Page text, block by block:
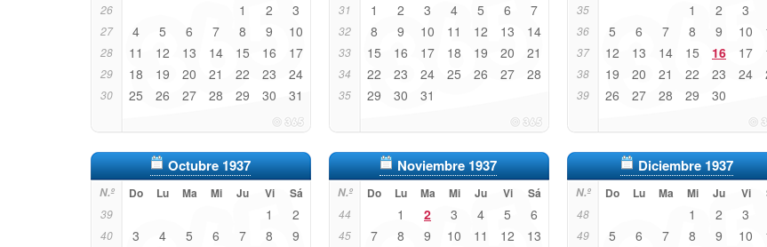
26 1 2 3
27 4 5 6 7 8 9 10
28 11 12 13 14 15 16 17
29 18 19 20 21 22 23 24
30 25 26 27 28 29 30 31
31 1 2 3 4 5 6 7
32 8 9 10 11 12 13 14
33 15 16 17 18 19 20 21
34 22 23 24 25 26 27 28
35 29 30 31
35 1 2 3
36 5 6 7 8 9 10
37 12 13 14 15 16 17
38 19 20 21 22 23 24
39 26 27 28 29 30
Octubre 1937
N.º Do Lu Ma Mi Ju Vi Sá
39 1 2
40 3 4 5 6 7 8 9
Noviembre 1937
N.º Do Lu Ma Mi Ju Vi Sá
44 1 2 3 4 5 6
45 7 8 9 10 11 12 13
Diciembre 1937
N.º Do Lu Ma Mi Ju Vi
48 1 2 3
49 5 6 7 8 9 10